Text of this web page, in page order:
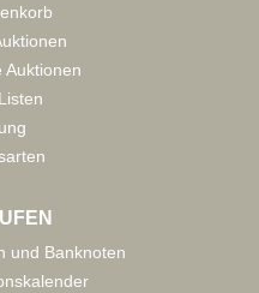
Auktionen
und Banknoten